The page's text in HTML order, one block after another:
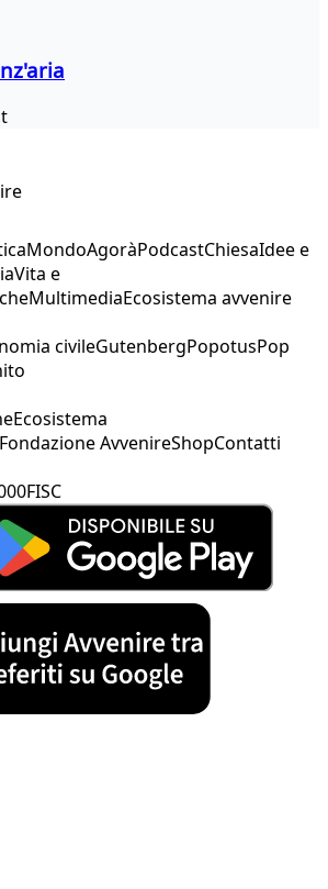
MondoAgoràPodcastChiesaIdee e
Vita e
MultimediaEcosistema avvenire
civileGutenbergPopotusPop
Ecosistema
Fondazione AvvenireShopContatti
FISC